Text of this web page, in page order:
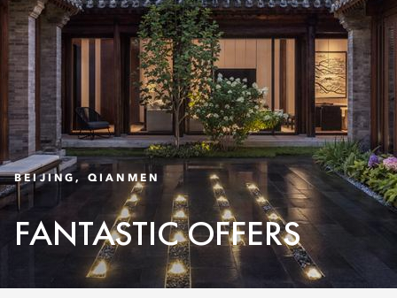
BEIJING, QIANMEN
FANTASTIC OFFERS